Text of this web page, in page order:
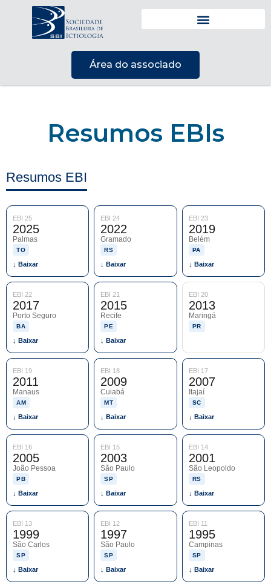
Área do associado
Resumos EBIs
Resumos EBI
EBI 25
2025
Palmas
TO
↓ Baixar
EBI 24
2022
Gramado
RS
↓ Baixar
EBI 23
2019
Belém
PA
↓ Baixar
EBI 22
2017
Porto Seguro
BA
↓ Baixar
EBI 21
2015
Recife
PE
↓ Baixar
EBI 20
2013
Maringá
PR
EBI 19
2011
Manaus
AM
↓ Baixar
EBI 18
2009
Cuiabá
MT
↓ Baixar
EBI 17
2007
Itajaí
SC
↓ Baixar
EBI 16
2005
João Pessoa
PB
↓ Baixar
EBI 15
2003
São Paulo
SP
↓ Baixar
EBI 14
2001
São Leopoldo
RS
↓ Baixar
EBI 13
1999
São Carlos
SP
↓ Baixar
EBI 12
1997
São Paulo
SP
↓ Baixar
EBI 11
1995
Campinas
SP
↓ Baixar